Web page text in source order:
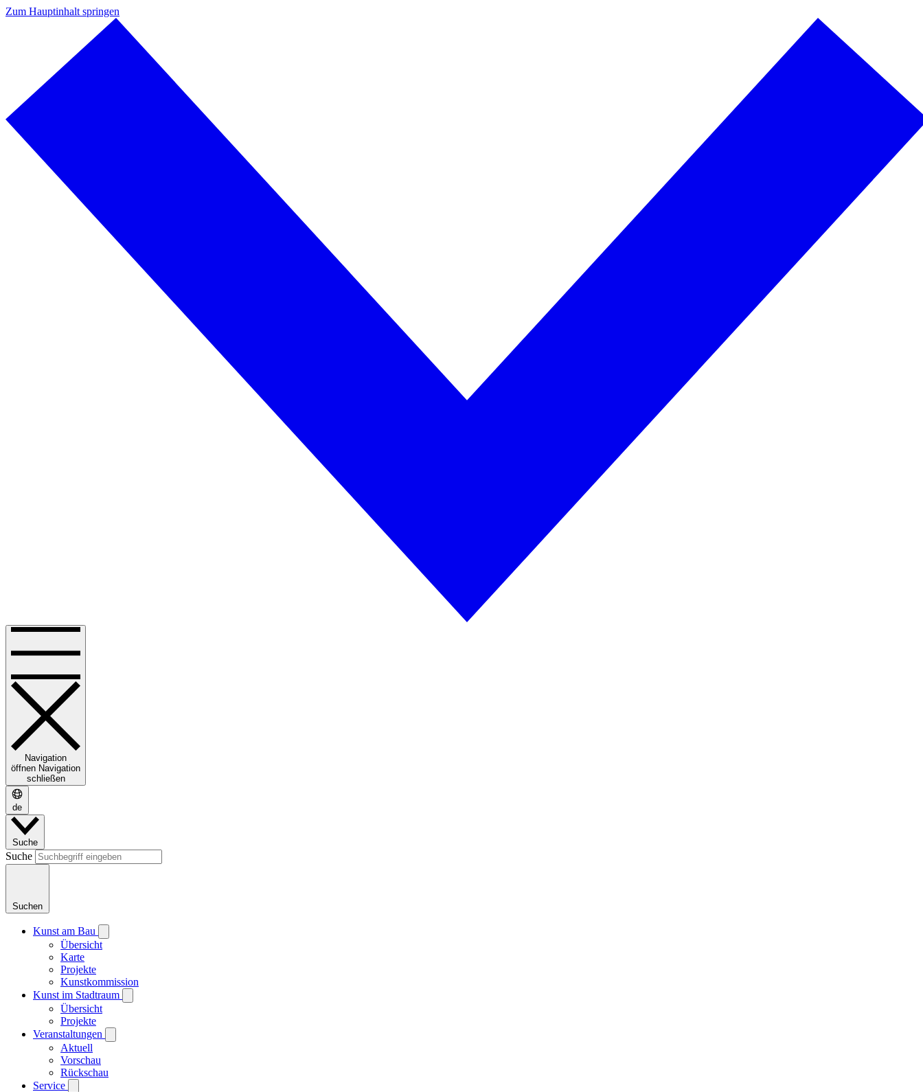
Zum Hauptinhalt springen
Navigation
öffnen Navigation
schließen
de
Suche
Suche
Suchen
Kunst am Bau
Übersicht
Karte
Projekte
Kunstkommission
Kunst im Stadtraum
Übersicht
Projekte
Veranstaltungen
Aktuell
Vorschau
Rückschau
Service